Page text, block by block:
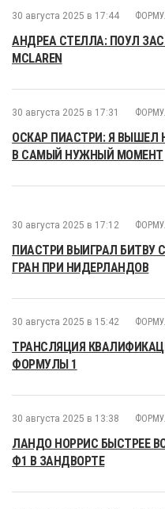
30 августа 2025 в 17:44
АНДРЕА СТЕЛЛА: ПОУЛ
MCLAREN
30 августа 2025 в 17:31
ОСКАР ПИАСТРИ: Я ВЫШЕЛ
В САМЫЙ НУЖНЫЙ МОМЕНТ
30 августа 2025 в 17:12
ПИАСТРИ ВЫИГРАЛ БИТВУ
ГРАН ПРИ НИДЕРЛАНДОВ
30 августа 2025 в 15:42
ТРАНСЛЯЦИЯ
ФОРМУЛЫ 1
30 августа 2025 в 13:38
ЛАНДО НОРРИС БЫСТРЕЕ
Ф1 В ЗАНДВОРТЕ